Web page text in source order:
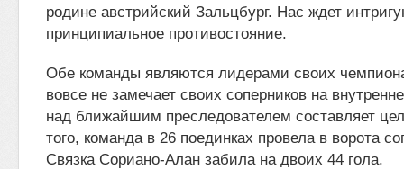
родине австрийский Зальцбург. Нас ждет
принципиальное противостояние.
Обе команды являются лидерами своих
вовсе не замечает своих соперников на
над ближайшим преследователем составляет
того, команда в 26 поединках провела в ворота
Связка Сориано-Алан забила на двоих 44 гола.